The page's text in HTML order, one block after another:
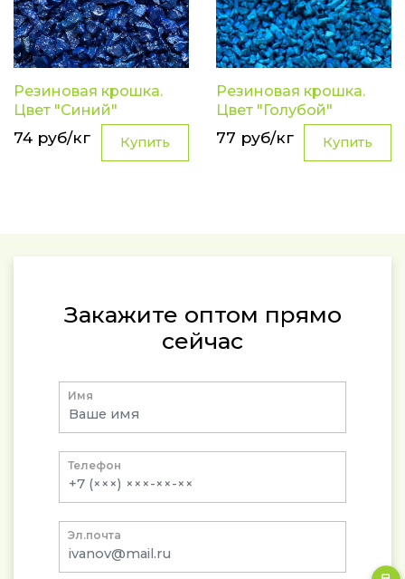
Резиновая крошка.
Цвет "Синий"
74 руб/кг Купить
Резиновая крошка.
Цвет "Голубой"
77 руб/кг Купить
Закажите оптом прямо
сейчас
Имя
Телефон
Эл.почта